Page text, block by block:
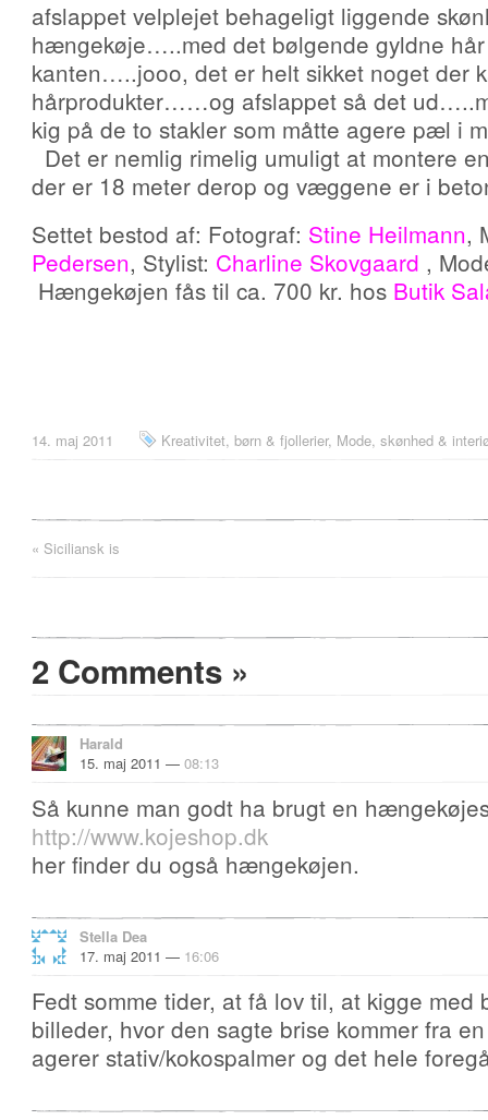
afslappet velplejet behageligt liggende
hængekøje…..med det bølgende gyldne
kanten…..jooo, det er helt sikket noget der
hårprodukter……og afslappet så det
kig på de to stakler som måtte agere pæl i
Det er nemlig rimelig umuligt at montere
der er 18 meter derop og væggene er i
Settet bestod af: Fotograf: Stine Heilmann,
Pedersen, Stylist: Charline Skovgaard ,
Hængekøjen fås til ca. 700 kr. hos Butik
14. maj 2011 Kreativitet, børn & fjollerier, Mode, skønhed &
« Siciliansk is
2 Comments »
Harald
15. maj 2011 — 08:13
Så kunne man godt ha brugt en
http://www.kojeshop.dk
her finder du også hængekøjen.
Stella Dea
17. maj 2011 — 16:06
Fedt somme tider, at få lov til, at kigge med
billeder, hvor den sagte brise kommer fra
agerer stativ/kokospalmer og det hele